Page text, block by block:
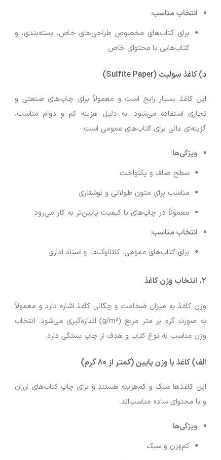
انتخاب مناسب:
برای کتاب‌های مخصوص طراحی‌های خاص، بسته‌بندی، و
کتاب‌هایی با محتوای خاص
د)کاغذ سولیت (Sulfite Paper)
این کاغذ بسیار رایج است و معمولاً برای چاپ‌های صنعتی و
تجاری استفاده می‌شود. به دلیل هزینه کم و دوام مناسب،
گزینه‌ای عالی برای کتاب‌های عمومی است.
ویژگی‌ها:
سطح صاف و یکنواخت
مناسب برای متون طولانی و نوشتاری
معمولاً در چاپ‌های با کیفیت پایین‌تر به کار می‌رود
انتخاب مناسب:
برای کتاب‌های عمومی، کاتالوگ‌ها، و اسناد اداری
۲. انتخاب وزن کاغذ
وزن کاغذ به میزان ضخامت و چگالی کاغذ اشاره دارد و معمولاً
به صورت گرم بر متر مربع (g/m²) اندازه‌گیری می‌شود. انتخاب
وزن مناسب به نوع کتاب و هدف از چاپ بستگی دارد.
الف)کاغذ با وزن پایین (کمتر از ۸۰ گرم)
این کاغذها سبک و کم‌هزینه هستند و برای چاپ کتاب‌های ارزان
و با محتوای ساده مناسب‌اند.
ویژگی‌ها:
کم‌وزن و سبک